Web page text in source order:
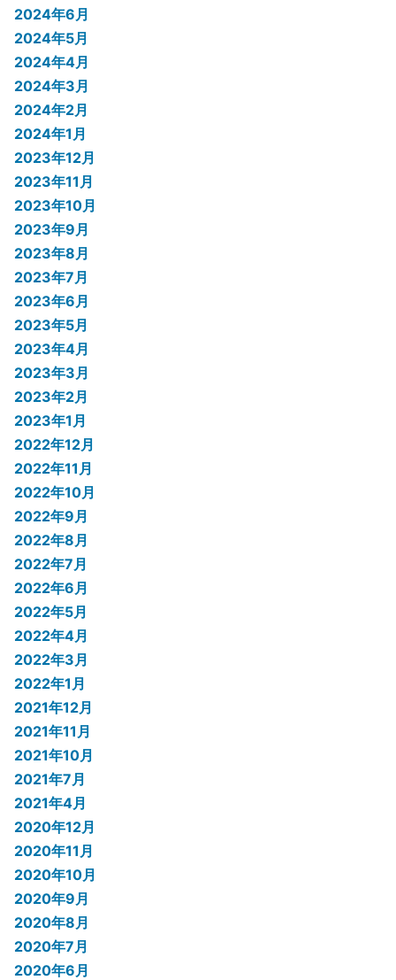
2024年6月
2024年5月
2024年4月
2024年3月
2024年2月
2024年1月
2023年12月
2023年11月
2023年10月
2023年9月
2023年8月
2023年7月
2023年6月
2023年5月
2023年4月
2023年3月
2023年2月
2023年1月
2022年12月
2022年11月
2022年10月
2022年9月
2022年8月
2022年7月
2022年6月
2022年5月
2022年4月
2022年3月
2022年1月
2021年12月
2021年11月
2021年10月
2021年7月
2021年4月
2020年12月
2020年11月
2020年10月
2020年9月
2020年8月
2020年7月
2020年6月